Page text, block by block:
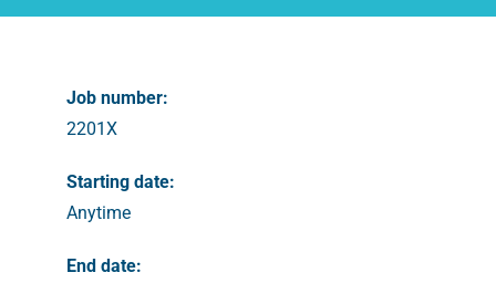
Job number:
2201X
Starting date:
Anytime
End date: